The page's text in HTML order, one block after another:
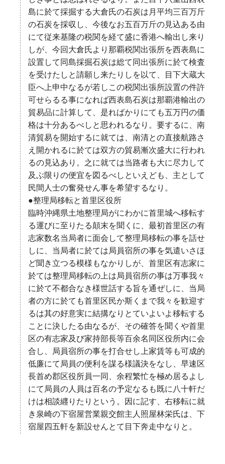
島に於て採掘する大倉氏の石炭は月平均三百万斤
の石炭を採収し、今後なお五百万斤の見込ある由
にて従来基隆の税関を経て盛に香港へ輸出し来り
しが、今回大倉氏より那覇税関出張所を西表島に
設置して同島採掘石炭は総て同出張所に於て検査
を受けたしと請願し来たりしを以て、目下大蔵大
臣へ上申中なるが若しこの税関出張所設置の件許
可せらるる事になれば西表島石炭は那覇港輸出の
貿易品に計算して、是ればかりにても五万円の価
格は十分あるべしと思われるなり。要するに、南
清貿易を開始するに就ては、南清との直接航路さ
え開かれるに於ては双方の貿易漸次盛大に行われ
るの見込あり。之に就ては当路者も大に尽力して
及ぶ限りの便宜を図るべしといえども、主として
民間人士の奮発せん事を希望するなり。
●整理局移転と首里区役所
臨時沖縄県土地整理局がにわかに首里城へ移転す
る運びに至りたる顛末を聞くに、最初首里区の有
志家数名当局者に面会して整理局移転の事を話せ
しに、当局者に於ては局員宿所の事を気遣いさほ
ど聞き立つる模様もなかりしが、首里区有志家に
於ては整理局移転の上は局員宿所の事は万事我々
に於て不都合なき様世話する旨を通ぜしに、当局
者の方に於ても首里区民か斯くまで我々を歓迎す
るは其の好意実に結搆なりとていよいよ移転する
ことに決したる由なるが、その確答を聞くや首里
区の有志家及び家持部長等百余名同区役所内に会
合し、局員宿所の事を打合せし上家賃等も可成的
低廉にて局員の便利を謀る様議決をなし、早速区
長首め郡区役所員一同、余程繁忙を極め居るよし
にて局員の人員は百名の予定なるも既に八十軒だ
けは相談纒りたりという。因に記す、右移転に就
き泉崎の下宿屋営業親交館主人照屋林栄氏は、下
宿屋四五軒を新設せんとて目下奔走中なりと。